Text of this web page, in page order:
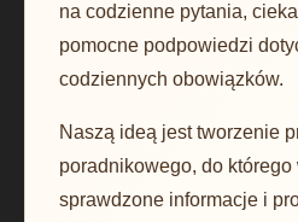
na codzienne pytania,
pomocne podpowiedzi
codziennych obowiązków.
Naszą ideą jest tworzenie
poradnikowego, do którego
sprawdzone informacje i